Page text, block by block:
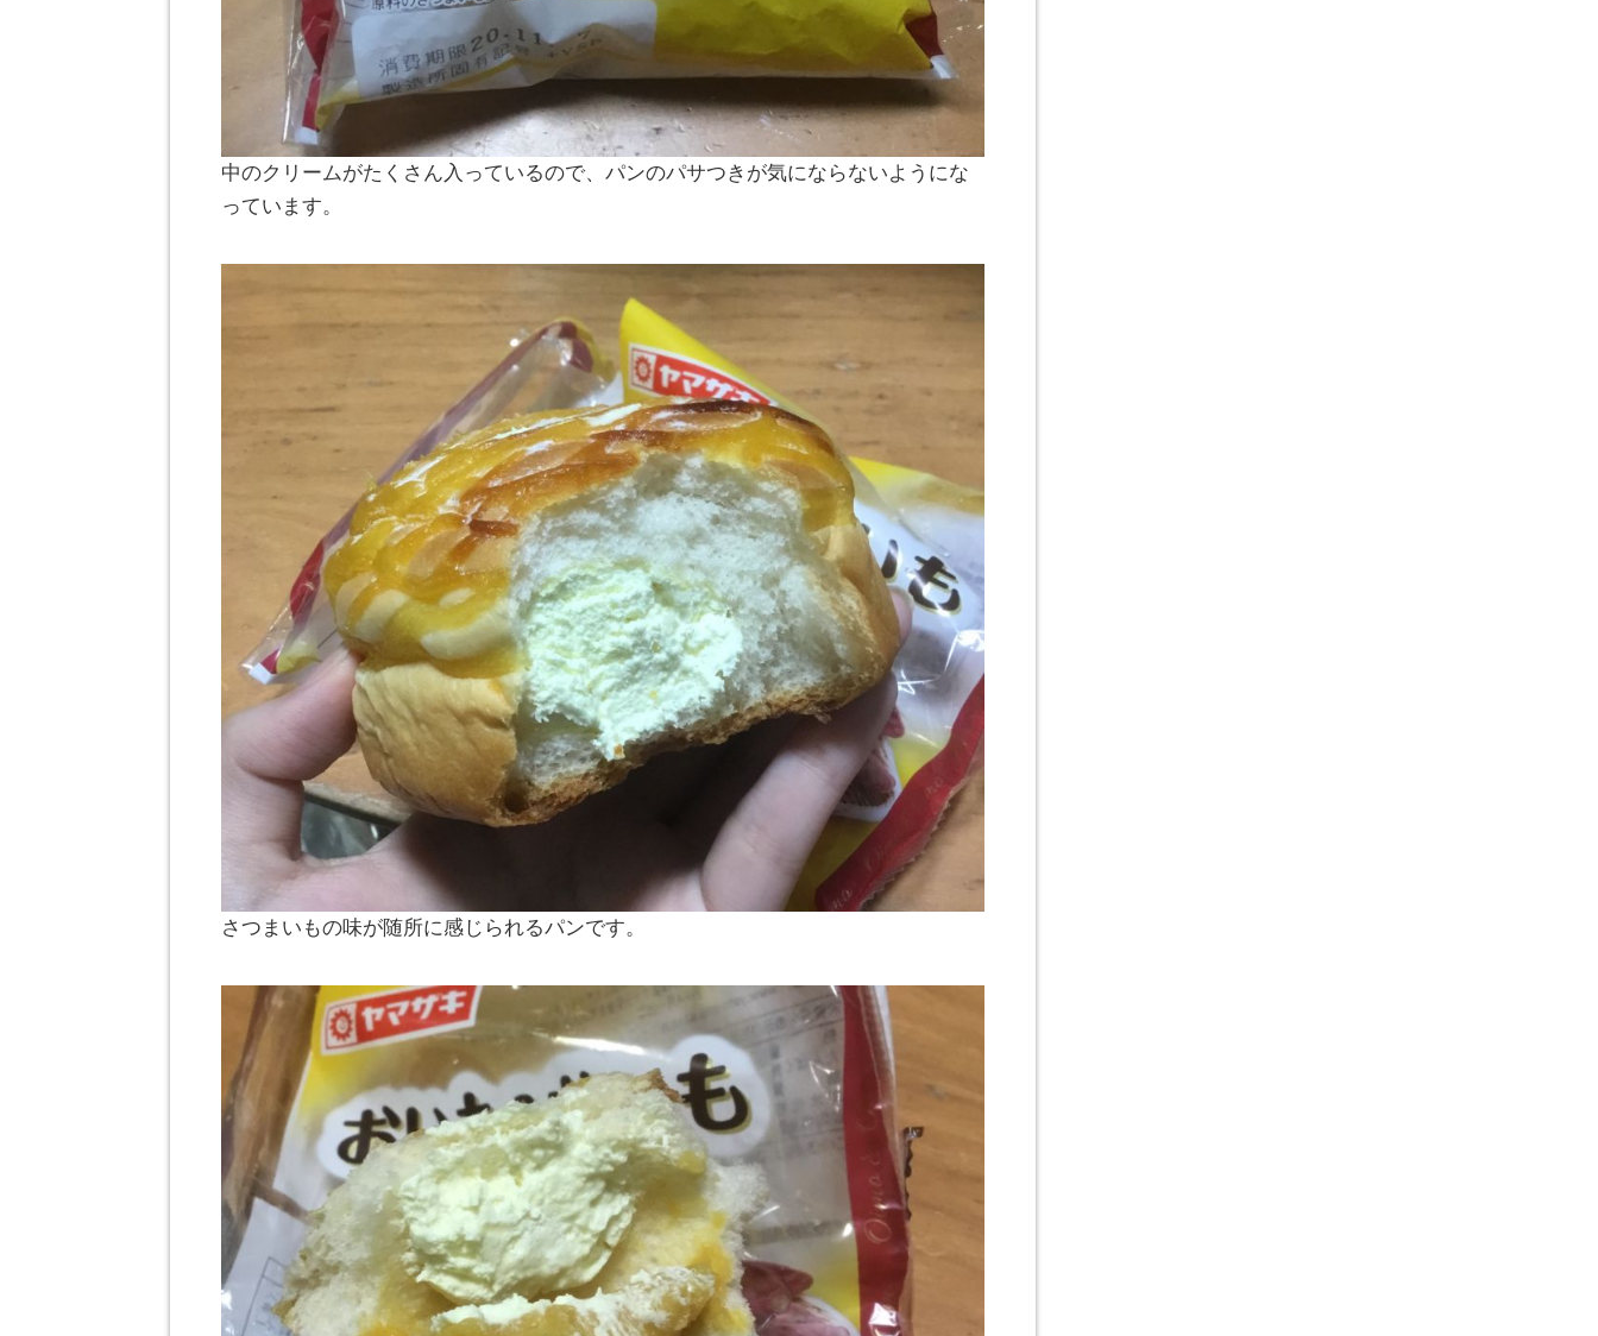
中のクリームがたくさん入っているので、パンのパサつきが気にならないようにな
っています。
さつまいもの味が随所に感じられるパンです。